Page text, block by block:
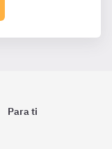
Para ti